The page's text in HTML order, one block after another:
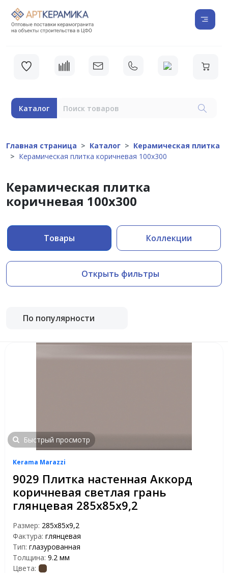
Каталог
Главная страница Каталог
Керамическая плитка
Керамическая плитка коричневая 100x300
Керамическая плитка
коричневая 100x300
Товары Коллекции
Открыть фильтры
По популярности
Быстрый просмотр
Kerama Marazzi
9029 Плитка настенная Аккорд
коричневая светлая грань
глянцевая 285х85х9,2
Размер: 285х85х9,2
Фактура: глянцевая
Тип: глазурованная
Толщина: 9.2 мм
Цвета: